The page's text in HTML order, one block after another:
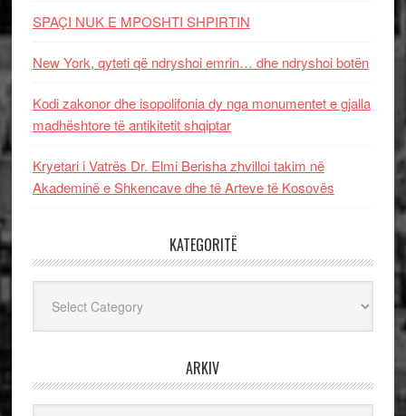
SPAÇI NUK E MPOSHTI SHPIRTIN
New York, qyteti që ndryshoi emrin… dhe ndryshoi botën
Kodi zakonor dhe isopolifonia dy nga monumentet e gjalla
madhështore të antikitetit shqiptar
Kryetari i Vatrës Dr. Elmi Berisha zhvilloi takim në
Akademinë e Shkencave dhe të Arteve të Kosovës
KATEGORITË
ARKIV